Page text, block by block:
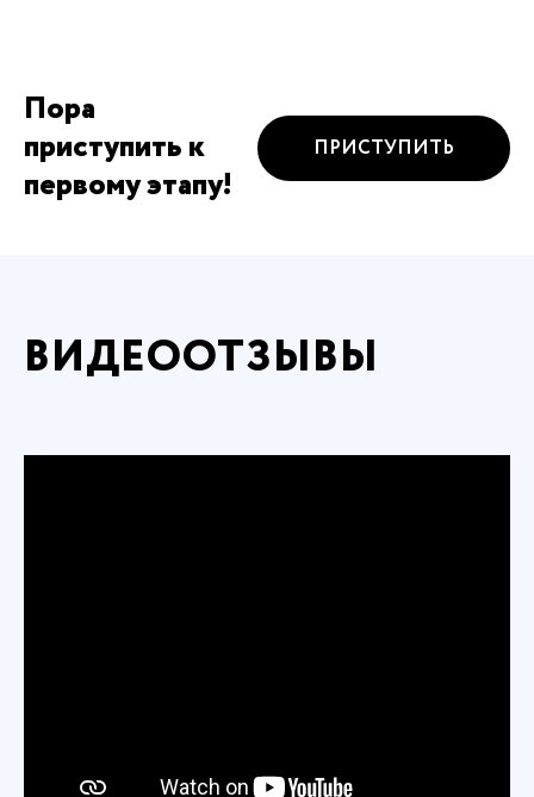
Пора
приступить к
первому этапу!
ПРИСТУПИТЬ
ВИДЕООТЗЫВЫ